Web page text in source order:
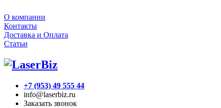
О компании
Контакты
Доставка и Оплата
Статьи
+7 (953) 49 555 44
info@laserbiz.ru
Заказать звонок